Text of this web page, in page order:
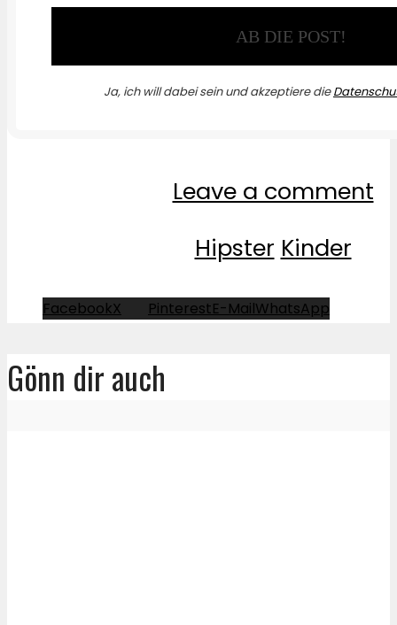
Ja, ich will dabei sein und akzeptiere die
Leave a comment
Hipster Kinder
FacebookX PinterestE-MailWhatsApp
Gönn dir auch